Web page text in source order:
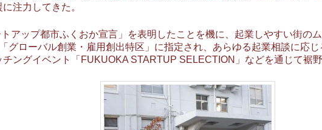
注力してきた。
アップ都市ふくおか宣言」を表明したことを機に、起業しやすい街の
グローバル創業・雇用創出特区」に指定され、あらゆる起業相談に応
ングイベント「FUKUOKA STARTUP SELECTION」などを通じて裾